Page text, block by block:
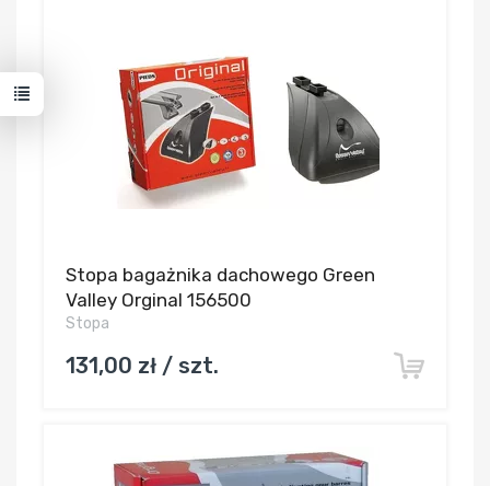
Stopa bagażnika dachowego Green
Valley Orginal 156500
Stopa
131,00 zł / szt.